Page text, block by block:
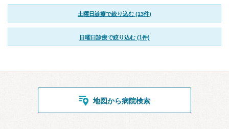
土曜日診療で絞り込む (13件)
日曜日診療で絞り込む (1件)
地図から病院検索